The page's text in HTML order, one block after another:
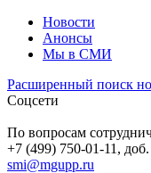
Новости
Анонсы
Мы в СМИ
Расширенный поиск
Соцсети
По вопросам
+7 (499) 750-01-11,
smi@mgupp.ru